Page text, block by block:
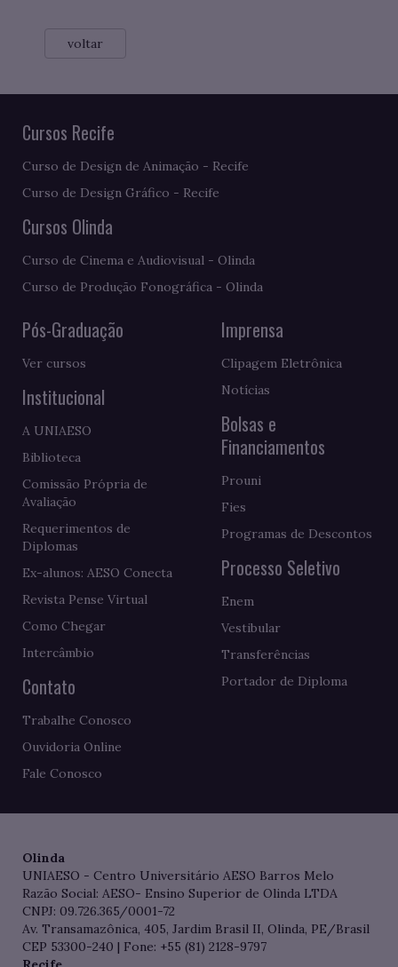
voltar
Cursos Recife
Curso de Design de Animação - Recife
Curso de Design Gráfico - Recife
Cursos Olinda
Curso de Cinema e Audiovisual - Olinda
Curso de Produção Fonográfica - Olinda
Pós-Graduação
Ver cursos
Institucional
A UNIAESO
Biblioteca
Comissão Própria de
Avaliação
Requerimentos de
Diplomas
Ex-alunos: AESO Conecta
Revista Pense Virtual
Como Chegar
Intercâmbio
Contato
Trabalhe Conosco
Ouvidoria Online
Fale Conosco
Imprensa
Clipagem Eletrônica
Notícias
Bolsas e
Financiamentos
Prouni
Fies
Programas de Descontos
Processo Seletivo
Enem
Vestibular
Transferências
Portador de Diploma
Olinda
UNIAESO - Centro Universitário AESO Barros Melo
Razão Social: AESO- Ensino Superior de Olinda LTDA
CNPJ: 09.726.365/0001-72
Av. Transamazônica, 405, Jardim Brasil II, Olinda, PE/Brasil
CEP 53300-240 | Fone: +55 (81) 2128-9797